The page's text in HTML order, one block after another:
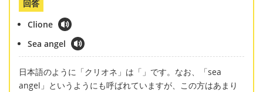
回答
Clione
Sea angel
日本語のように「クリオネ」は「」です。なお、「sea
angel」というようにも呼ばれていますが、この方はあまり